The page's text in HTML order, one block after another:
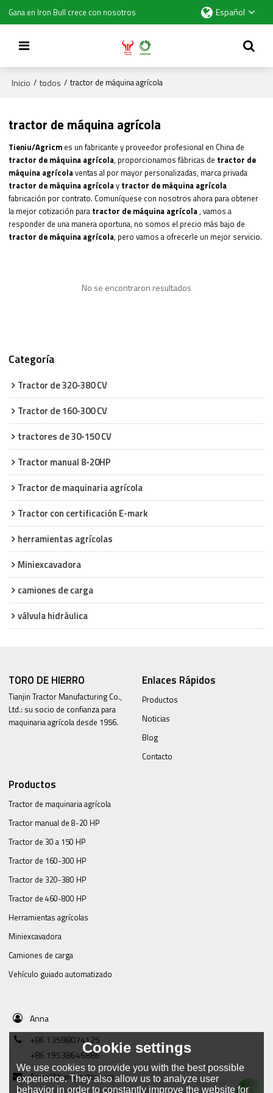
Gana en Iron Bull crece con nosotros Español
Inicio / todos / tractor de máquina agrícola
tractor de máquina agrícola
Tieniu/Agricm es un fabricante y proveedor profesional en China de
tractor de máquina agrícola, proporcionamos fábricas de tractor de
máquina agrícolaventas al por mayor personalizadas, marca privada
tractor de máquina agrícolay tractor de máquina agrícola
fabricación por contrato. Comuníquese con nosotros ahora para obtener
la mejor cotización para tractor de máquina agrícola, vamos a
responder de una manera oportuna, no somos el precio más bajo de
tractor de máquina agrícola, pero vamos a ofrecerle un mejor servicio.
No se encontraron resultados
Categoría
Tractor de 320-380 CV
Tractor de 160-300 CV
tractores de 30-150 CV
Tractor manual 8-20HP
Tractor de maquinaria agrícola
Tractor con certificación E-mark
herramientas agrícolas
Miniexcavadora
camiones de carga
válvula hidráulica
TORO DE HIERRO
Tianjin Tractor Manufacturing Co.,
Ltd.: su socio de confianza para
maquinaria agrícola desde 1956.
Enlaces Rápidos
Productos
Noticias
Blog
Contacto
Productos
Tractor de maquinaria agrícola
Tractor manual de 8-20 HP
Tractor de 30 a 150 HP
Tractor de 160-300 HP
Tractor de 320-380 HP
Tractor de 460-800 HP
Herramientas agrícolas
Miniexcavadora
Camiones de carga
Vehículo guiado automatizado
Anna
+86 13588074125
+86 19538646886
Anna@framtractor.com
Cookie settings
We use cookies to provide you with the best possible
experience. They also allow us to analyze user
behavior in order to constantly improve the website for